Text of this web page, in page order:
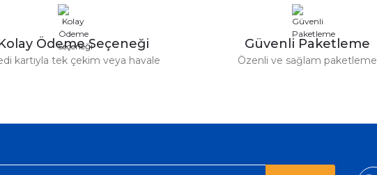
Ödeme Seçeneği
kartıyla tek çekim veya havale
Güvenli Paketleme
Özenli ve sağlam paketleme